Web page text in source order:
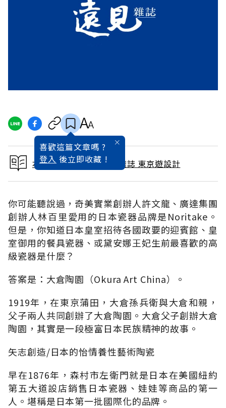
喜歡這篇文章嗎 ?
登入 後立即收藏 !
本文出自 2007 / 7月號雜誌 東京遊設計
你可能聽說過，奇美實業創辦人許文龍、廣達集團
創辦人林百里愛用的日本瓷器品牌是Noritake。
但是，你知道日本皇室招待各國政要的迎賓館、皇
室御用的餐具瓷器、或黛安娜王妃生前最喜歡的高
級瓷器是什麼？
答案是：大倉陶園（Okura Art China）。
1919年，在東京蒲田，大倉孫兵衛與大倉和親，
父子兩人共同創辦了大倉陶園。大倉父子創辦大倉
陶園，其實是一段極富日本民族精神的故事。
矢志創造/日本的怡情養性藝術陶瓷
早在1876年，森村市左衛門就是日本在美國紐約
第五大道設店銷售日本瓷器、娃娃等商品的第一
人。堪稱是日本第一批國際化的品牌。